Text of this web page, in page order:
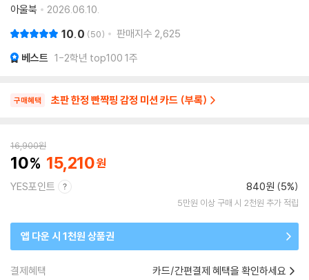
아울북
2026.06.10.
10.0 50 판매지수 2,625
베스트 1-2학년 top100 1주
구매혜택 초판 한정 빤짝핑 감정 미션 카드 (부록)
16,900원
10 15,210
YES포인트 840원 (5%)
5만원 이상 구매 시 2천원 추가 적립
앱 다운 시 1천원 상품권
결제혜택 카드/간편결제 혜택을 확인하세요